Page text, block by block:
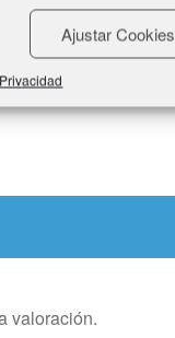
Ajustar Cookies
valoración.